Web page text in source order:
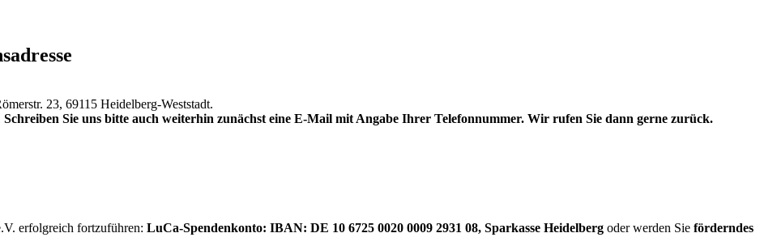
23, 69115 Heidelberg-Weststadt.
Schreiben Sie uns bitte auch weiterhin zunächst eine E-Mail mit Angabe Ihrer Telefonnummer. Wir rufen Sie dann gerne zurück.
erfolgreich fortzuführen: LuCa-Spendenkonto: IBAN: DE 10 6725 0020 0009 2931 08, Sparkasse Heidelberg oder werden Sie förderndes